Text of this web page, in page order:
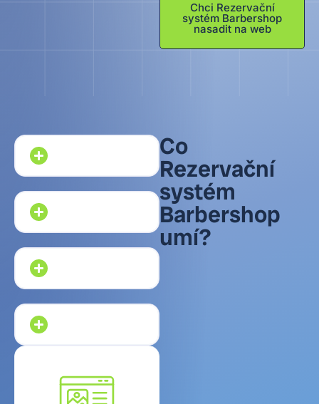
Chci Rezervační
systém Barbershop
nasadit na web
Co
Rezervační
systém
Barbershop
umí?